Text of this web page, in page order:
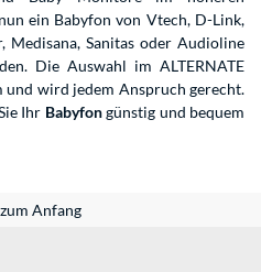
ein Babyfon von Vtech, D-Link,
Medisana, Sanitas oder Audioline
Die Auswahl im ALTERNATE
wird jedem Anspruch gerecht.
Ihr Babyfongünstig und bequem
Anfang